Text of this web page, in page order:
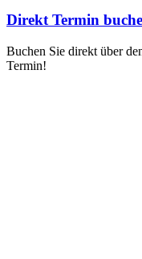
Direkt Termin
Buchen Sie direkt über
Termin!